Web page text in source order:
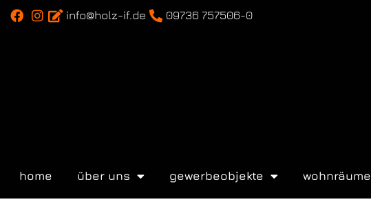
info@holz-if.de 09736 757506-0
home über uns gewerbeobjekte wohnräume